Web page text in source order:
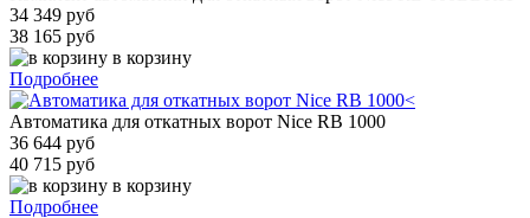
34 349 руб
38 165 руб
в корзину
Подробнее
Автоматика для откатных ворот Nice RB 1000
36 644 руб
40 715 руб
в корзину
Подробнее